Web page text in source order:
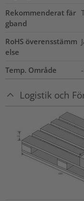
Rekommenderat fär
gband
RoHS överensstämm
else
Temp. Område
Logistik och